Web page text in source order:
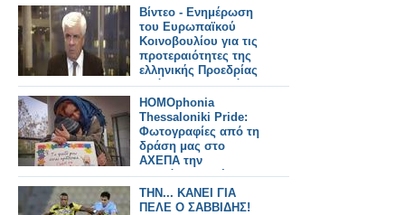
Βίντεο - Ενημέρωση
του Ευρωπαϊκού
Κοινοβουλίου για τις
προτεραιότητες της
ελληνικής Προεδρίας
από τον Υπουργό
Αγροτικής Ανάπτυξης
HOMOphonia
Thessaloniki Pride:
Φωτογραφίες από τη
δράση μας στο
ΑΧΕΠΑ την
παγκόσμια ημέρα
AIDS
ΤΗΝ... ΚΑΝΕΙ ΓΙΑ
ΠΕΛΕ Ο ΣΑΒΒΙΔΗΣ!